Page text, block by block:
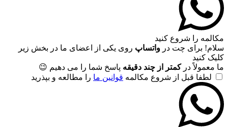
مکالمه را شروع کنید
سلام! برای چت در واتساپ روی یکی از اعضای ما در بخش زیر
کلیک کنید
ما معمولاً درکمتر از چند دقیقه پاسخ شما را می دهیم 😉
لطفا قبل از شروع مکالمه قوانین ما را مطالعه و بپذرید